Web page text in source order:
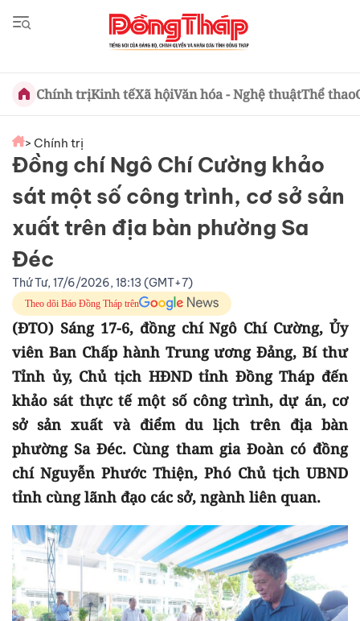
Chính trịKinh tếXã hộiVăn hóa - Nghệ thuậtThể thao
> Chính trị
Đồng chí Ngô Chí Cường khảo
sát một số công trình, cơ sở sản
xuất trên địa bàn phường Sa
Đéc
Thứ Tư, 17/6/2026, 18:13 (GMT+7)
Theo dõi Báo Đồng Tháp trên
(ĐTO) Sáng 17-6, đồng chí Ngô Chí Cường, Ủy
viên Ban Chấp hành Trung ương Đảng, Bí thư
Tỉnh ủy, Chủ tịch HĐND tỉnh Đồng Tháp đến
khảo sát thực tế một số công trình, dự án, cơ
sở sản xuất và điểm du lịch trên địa bàn
phường Sa Đéc. Cùng tham gia Đoàn có đồng
chí Nguyễn Phước Thiện, Phó Chủ tịch UBND
tỉnh cùng lãnh đạo các sở, ngành liên quan.